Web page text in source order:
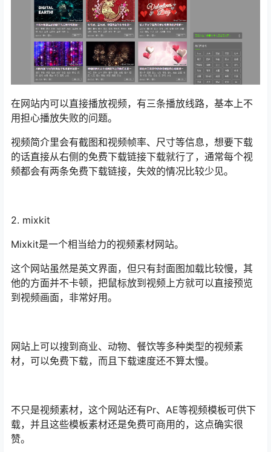
在网站内可以直接播放视频，有三条播放线路，基本上不
用担心播放失败的问题。
视频简介里会有截图和视频帧率、尺寸等信息，想要下载
的话直接从右侧的免费下载链接下载就行了，通常每个视
频都会有两条免费下载链接，失效的情况比较少见。
2. mixkit
Mixkit是一个相当给力的视频素材网站。
这个网站虽然是英文界面，但只有封面图加载比较慢，其
他的方面并不卡顿，把鼠标放到视频上方就可以直接预览
到视频画面，非常好用。
网站上可以搜到商业、动物、餐饮等多种类型的视频素
材，可以免费下载，而且下载速度还不算太慢。
不只是视频素材，这个网站还有Pr、AE等视频模板可供下
载，并且这些模板素材还是免费可商用的，这点确实很
赞。